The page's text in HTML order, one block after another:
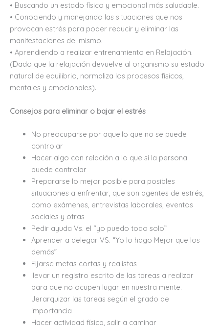
• Buscando un estado físico y emocional más saludable.
• Conociendo y manejando las situaciones que nos
provocan estrés para poder reducir y eliminar las
manifestaciones del mismo.
• Aprendiendo a realizar entrenamiento en Relajación.
(Dado que la relajación devuelve al organismo su estado
natural de equilibrio, normaliza los procesos físicos,
mentales y emocionales).
Consejos para eliminar o bajar el estrés
No preocuparse por aquello que no se puede
controlar
Hacer algo con relación a lo que sí la persona
puede controlar
Prepararse lo mejor posible para posibles
situaciones a enfrentar, que son agentes de estrés,
como exámenes, entrevistas laborales, eventos
sociales y otras
Pedir ayuda Vs. el “yo puedo todo solo”
Aprender a delegar VS. “Yo lo hago Mejor que los
demás”
Fijarse metas cortas y realistas
llevar un registro escrito de las tareas a realizar
para que no ocupen lugar en nuestra mente.
Jerarquizar las tareas según el grado de
importancia
Hacer actividad física, salir a caminar